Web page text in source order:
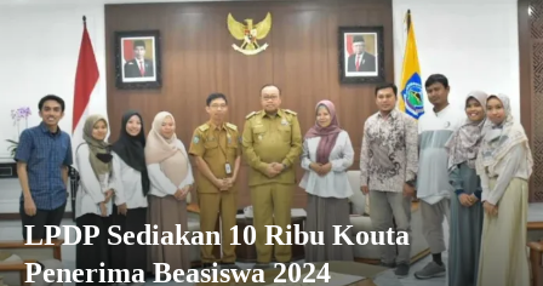
LPDP Sediakan 10 Ribu Kouta
Penerima Beasiswa 2024